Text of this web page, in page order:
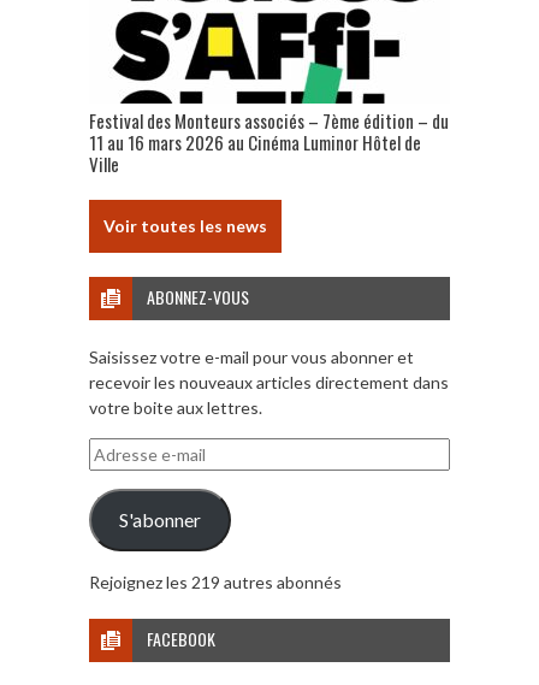
Festival des Monteurs associés – 7ème édition – du
11 au 16 mars 2026 au Cinéma Luminor Hôtel de
Ville
Voir toutes les news
ABONNEZ-VOUS
Saisissez votre e-mail pour vous abonner et
recevoir les nouveaux articles directement dans
votre boite aux lettres.
Adresse
e-
mail
S'abonner
Rejoignez les 219 autres abonnés
FACEBOOK